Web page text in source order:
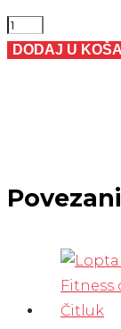
Uteg
metalni
DODAJ U